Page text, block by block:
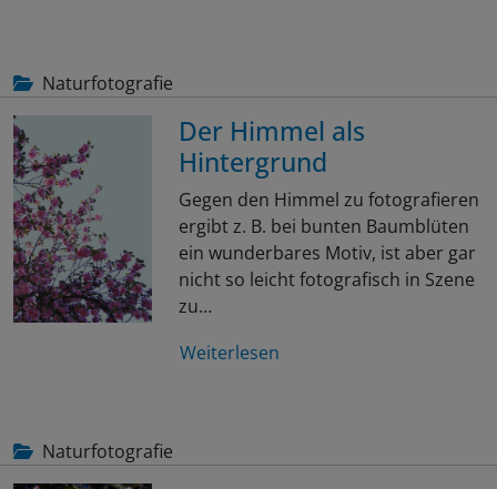
Naturfotografie
Der Himmel als
Hintergrund
Gegen den Himmel zu fotografieren
ergibt z. B. bei bunten Baumblüten
ein wunderbares Motiv, ist aber gar
nicht so leicht fotografisch in Szene
zu…
Weiterlesen
Naturfotografie